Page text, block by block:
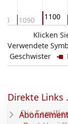
1090 1100
Klicken
Verwendete
Geschwister
Die
Direkte Links